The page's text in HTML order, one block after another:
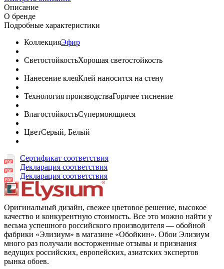
Описание
О бренде
Подробные характеристики
КоллекцияЭфир
СветостойкостьХорошая светостойкость
Нанесение клеяКлей наносится на стену
Технология производстваГорячее тиснение
ВлагостойкостьСупермоющиеся
ЦветСерый, Белый
Сертификат соответствия
Декларация соответствия
Декларация соответствия
Оригинальный дизайн, свежее цветовое решение, высокое
качество и конкурентную стоимость. Все это можно найти у
весьма успешного российского производителя — обойной
фабрики «Элизиум» в магазине «Обойкин». Обои Элизиум
много раз получали восторженные отзывы и признания
ведущих российских, европейских, азиатских экспертов
рынка обоев.